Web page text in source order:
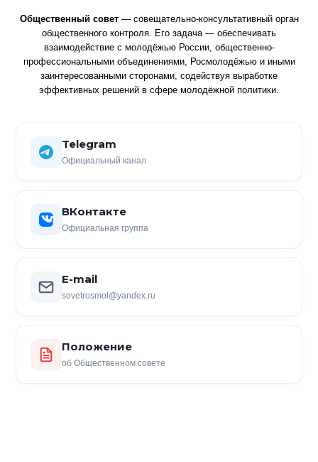
Общественный совет— совещательно-консультативный орган
общественного контроля. Его задача — обеспечивать
взаимодействие с молодёжью России, общественно-
профессиональными объединениями, Росмолодёжью и иными
заинтересованными сторонами, содействуя выработке
эффективных решений в сфере молодёжной политики.
Telegram
Официальный канал
ВКонтакте
Официальная группа
E-mail
sovetrosmol@yandex.ru
Положение
об Общественном совете